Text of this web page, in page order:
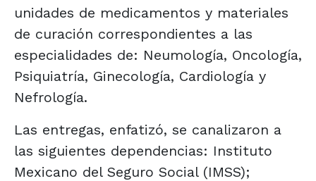
unidades de medicamentos y materiales
de curación correspondientes a las
especialidades de: Neumología, Oncología,
Psiquiatría, Ginecología, Cardiología y
Nefrología.
Las entregas, enfatizó, se canalizaron a
las siguientes dependencias: Instituto
Mexicano del Seguro Social (IMSS);